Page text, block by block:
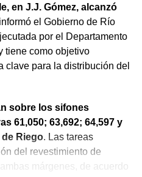
en J.J. Gómez, alcanzó
el Gobierno de Río
por el Departamento
tiene como objetivo
clave para la distribución del
sobre los sifones
61,050; 63,692; 64,597 y
Riego. Las tareas
del revestimiento de
márgenes, de acuerdo